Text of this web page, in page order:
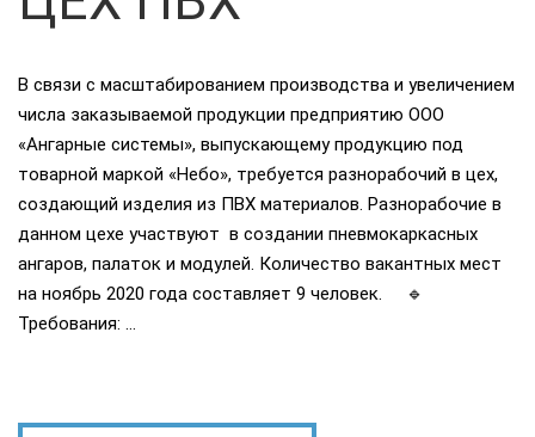
В связи с масштабированием производства и увеличением
числа заказываемой продукции предприятию ООО
«Ангарные системы», выпускающему продукцию под
товарной маркой «Небо», требуется разнорабочий в цех,
создающий изделия из ПВХ материалов. Разнорабочие в
данном цехе участвуют в создании пневмокаркасных
ангаров, палаток и модулей. Количество вакантных мест
на ноябрь 2020 года составляет 9 человек. 🔹
Требования: …